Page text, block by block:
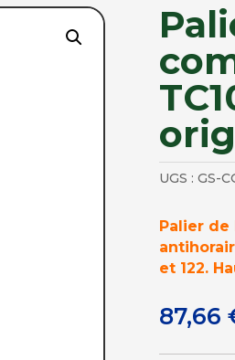
UGS : GS-
Palier
et 122.
87,66